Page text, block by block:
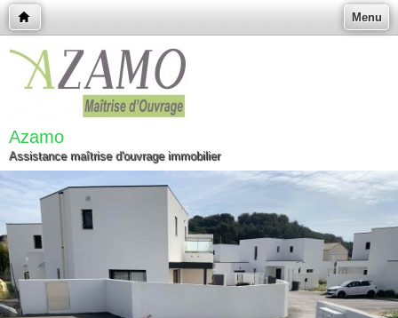
Menu
Azamo
Assistance maîtrise d'ouvrage immobilier